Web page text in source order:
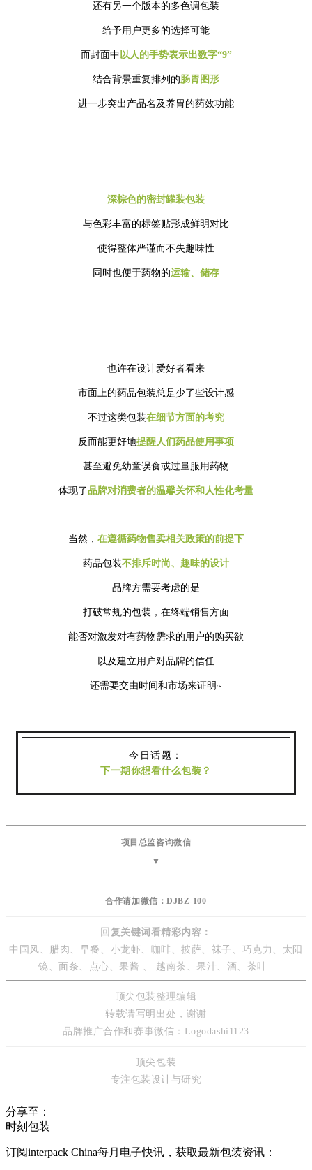
还有另一个版本的多色调包装
给予用户更多的选择可能
而封面中 以人的手势表示出数字“9”
结合背景重复排列的肠胃图形
进一步突出产品名及养胃的药效功能
深棕色的密封罐装包装
与色彩丰富的标签贴形成鲜明对比
使得整体严谨而不失趣味性
同时也便于药物的运输、储存
也许在设计爱好者看来
市面上的药品包装总是少了些设计感
不过这类包装在细节方面的考究
反而能更好地提醒人们药品使用事项
甚至避免幼童误食或过量服用药物
体现了品牌对消费者的温馨关怀和人性化考量
当然， 在遵循药物售卖相关政策的前提下
药品包装不排斥时尚、趣味的设计
品牌方需要考虑的是
打破常规的包装，在终端销售方面
能否对激发对有药物需求的用户的购买欲
以及建立用户对品牌的信任
还需要交由时间和市场来证明~
今日话题：
下一期你想看什么包装？
项目总监咨询微信
▼
合作请加微信：DJBZ-100
回复关键词看精彩内容：
中国风、腊肉、早餐、小龙虾、咖啡、披萨、袜子、巧克力、太阳
镜、面条、点心、果酱 、 越南茶、果汁、酒、茶叶
顶尖包装整理编辑
转载请写明出处，谢谢
品牌推广合作和赛事微信：Logodashi1123
顶尖包装
专注包装设计与研究
分享至：
时刻包装
订阅interpack China每月电子快讯，获取最新包装资讯：